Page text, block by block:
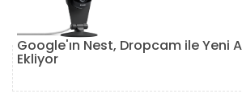
Google'ın Nest, Dropcam ile Yeni
Ekliyor